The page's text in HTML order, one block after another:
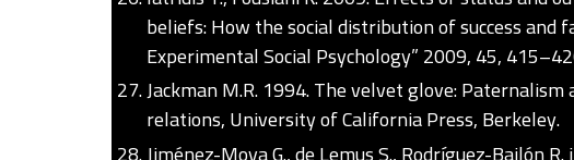
beliefs: How the social distribution of success and
Experimental Social Psychology” 2009, 45,
Jackman M.R. 1994. The velvet glove:
relations, University of California Press, Berkeley.